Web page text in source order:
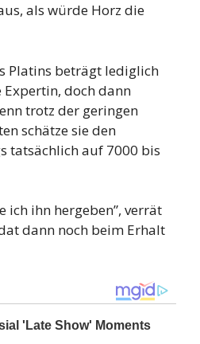
als würde Horz die
Platins beträgt lediglich
Expertin, doch dann
trotz der geringen
schätze sie den
tatsächlich auf 7000 bis
ich ihn hergeben”, verrät
dann noch beim Erhalt